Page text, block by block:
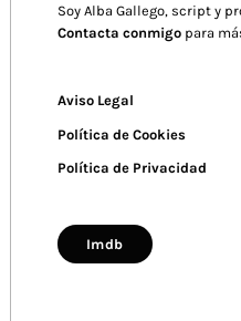
Soy Alba Gallego, script y
Contacta conmigo para
Aviso Legal
Política de Cookies
Política de Privacidad
Imdb